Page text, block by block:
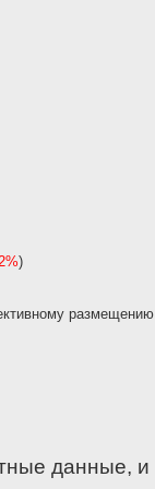
)
размещению
данные, и